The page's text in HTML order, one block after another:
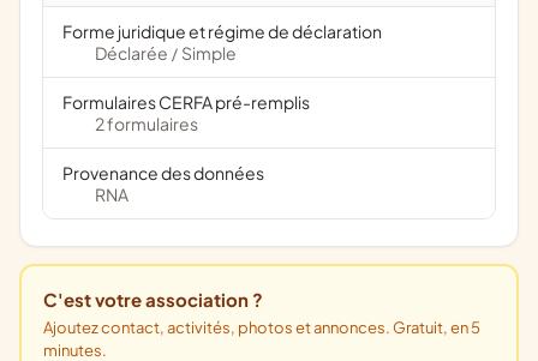
Forme juridique et régime de déclaration
Déclarée / Simple
Formulaires CERFA pré-remplis
2 formulaires
Provenance des données
RNA
C'est votre association ?
Ajoutez contact, activités, photos et annonces. Gratuit, en 5
minutes.